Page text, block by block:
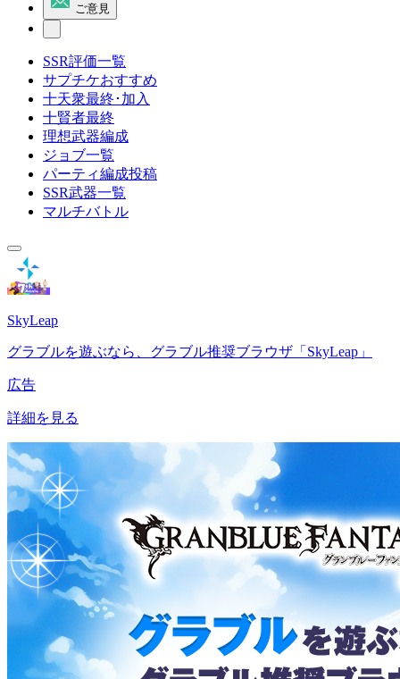
ご意見
SSR評価一覧
サプチケおすすめ
十天衆最終･加入
十賢者最終
理想武器編成
ジョブ一覧
パーティ編成投稿
SSR武器一覧
マルチバトル
SkyLeap
グラブルを遊ぶなら、グラブル推奨ブラウザ「SkyLeap」
広告
詳細を見る